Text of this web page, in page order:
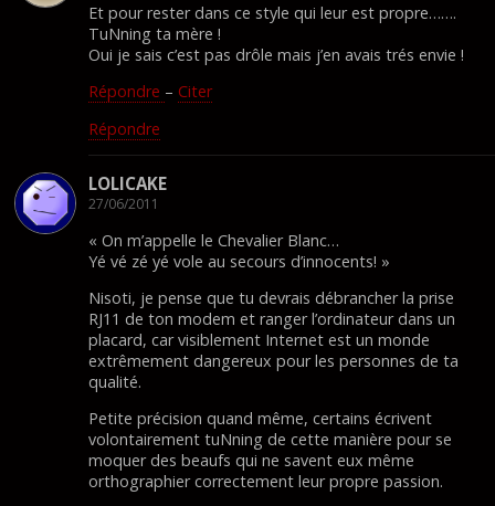
Et pour rester dans ce style qui leur est propre…….
TuNning ta mère !
Oui je sais c’est pas drôle mais j’en avais trés envie !
Répondre – Citer
Répondre
LOLICAKE
27/06/2011
« On m’appelle le Chevalier Blanc…
Yé vé zé yé vole au secours d’innocents! »
Nisoti, je pense que tu devrais débrancher la prise
RJ11 de ton modem et ranger l’ordinateur dans un
placard, car visiblement Internet est un monde
extrêmement dangereux pour les personnes de ta
qualité.
Petite précision quand même, certains écrivent
volontairement tuNning de cette manière pour se
moquer des beaufs qui ne savent eux même
orthographier correctement leur propre passion.